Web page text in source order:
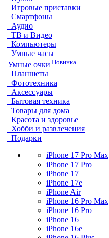
Игровые приставки
Смартфоны
Аудио
ТВ и Видео
Компьютеры
Умные часы
Умные очки Новинка
Планшеты
Фототехника
Аксессуары
Бытовая техника
Товары для дома
Красота и здоровье
Хобби и развлечения
Подарки
iPhone 17 Pro Max
iPhone 17 Pro
iPhone 17
iPhone 17e
iPhone Air
iPhone 16 Pro Max
iPhone 16 Pro
iPhone 16
iPhone 16e